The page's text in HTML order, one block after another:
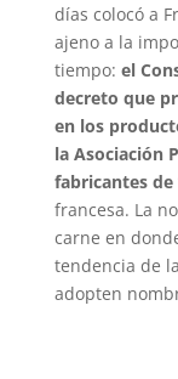
días colocó a
ajeno a la
tiempo: el
decreto que
en los
la Asociación
fabricantes de
francesa. La
carne en
tendencia de
adopten